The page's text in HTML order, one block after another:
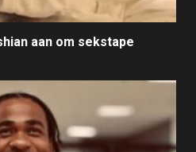
aan om sekstape